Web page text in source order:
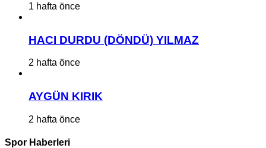
1 hafta önce
HACI DURDU (DÖNDÜ) YILMAZ
2 hafta önce
AYGÜN KIRIK
2 hafta önce
Spor Haberleri